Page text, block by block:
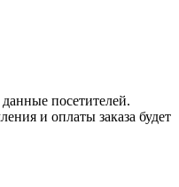
посетителей.
и оплаты заказа будет